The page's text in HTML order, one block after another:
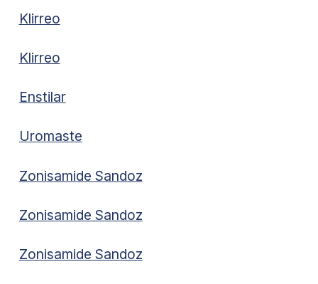
Klirreo
Klirreo
Enstilar
Uromaste
Zonisamide Sandoz
Zonisamide Sandoz
Zonisamide Sandoz